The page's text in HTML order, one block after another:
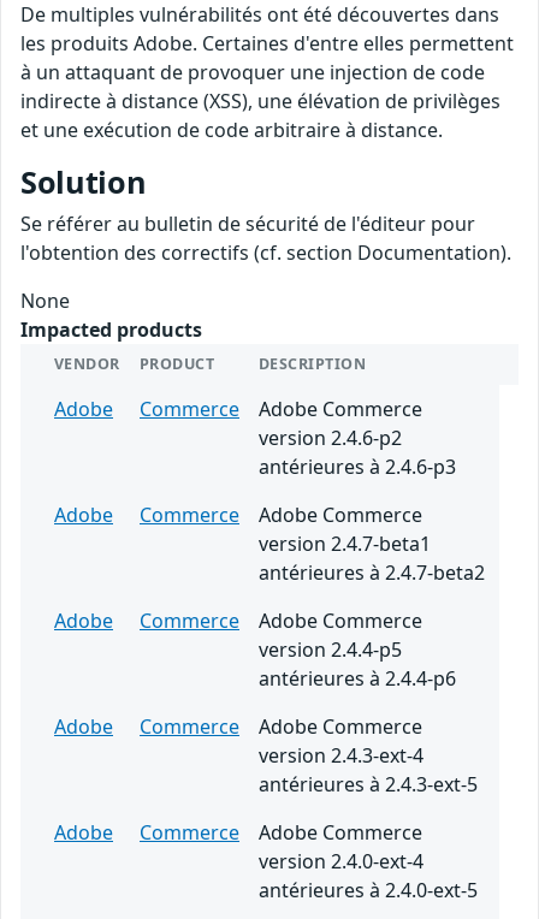
De multiples vulnérabilités ont été découvertes dans
les produits Adobe. Certaines d'entre elles permettent
à un attaquant de provoquer une injection de code
indirecte à distance (XSS), une élévation de privilèges
et une exécution de code arbitraire à distance.
Solution
Se référer au bulletin de sécurité de l'éditeur pour
l'obtention des correctifs (cf. section Documentation).
None
Impacted products
VENDOR PRODUCT DESCRIPTION
Adobe Commerce
Adobe Commerce
version 2.4.6-p2
antérieures à 2.4.6-p3
Adobe
Commerce
Adobe Commerce
version 2.4.7-beta1
antérieures à 2.4.7-beta2
Adobe
Commerce
Adobe Commerce
version 2.4.4-p5
antérieures à 2.4.4-p6
Adobe
Commerce
Adobe Commerce
version 2.4.3-ext-4
antérieures à 2.4.3-ext-5
Adobe
Commerce
Adobe Commerce
version 2.4.0-ext-4
antérieures à 2.4.0-ext-5